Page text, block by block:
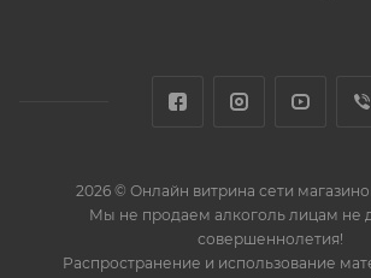
2026 © Онлайн витрина сети
Мы не продаем алкоголь лицам не
совершеннолетия!
Распространение и использование